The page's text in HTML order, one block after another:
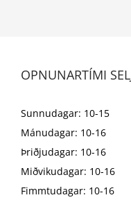
OPNUNARTÍMI
Sunnudagar: 10-15
Mánudagar: 10-16
Þriðjudagar: 10-16
Miðvikudagar: 10-16
Fimmtudagar: 10-16